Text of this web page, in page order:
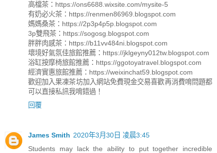
高檔茶：https://ons6688.wixsite.com/mysite-5
有奶必火茶：https://renmen86969.blogspot.com
媽媽桑茶：https://2p3p4p5p.blogspot.com
3p雙飛茶：https://sogosg.blogspot.com
胖胖肉感茶：https://b11vv484ni.blogspot.com
壞境好氣氛佳旅館推薦：https://jklgeyny012tw.blogspot.com
浴缸按摩椅旅館推薦：https://ggotoyatravel.blogspot.com
經濟實惠旅館推薦：https://weixinchat59.blogspot.com
歡迎加入果凍茶坊加入網站免費現金交易喜歡再消費唷問題都
可以直接私訊我唷錯過！
回覆
James Smith 2020年3月30日 凌晨3:45
Students may lack the ability to put together incredible